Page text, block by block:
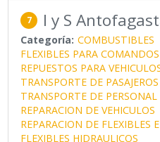
7 I y S
Categoría: COMBUSTIBLES
FLEXIBLES PARA
REPUESTOS PARA
TRANSPORTE DE PASAJEROS
TRANSPORTE DE PERSONAL
REPARACION DE VEHICULOS
REPARACION DE FLEXIBLES
FLEXIBLES HIDRAULICOS